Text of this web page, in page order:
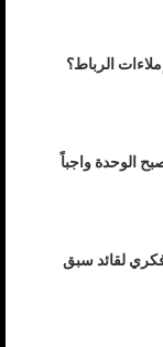
على
على وزير
ذلك لا يغير
أبدا مغربية.
الرباط؟
الوحدة واجباً
لقائد سبق